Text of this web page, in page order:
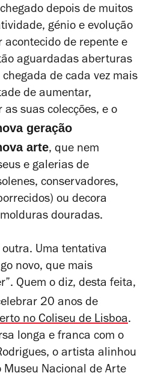
depois de muitos
génio e evolução
acontecido de repente e
aguardadas aberturas
chegada de cada vez mais
de aumentar,
suas colecções, e o
geração
arte, que nem
e galerias de
conservadores,
ou decora
douradas.
Uma tentativa
novo, que mais
Quem o diz, desta feita,
20 anos de
no Coliseu de Lisboa.
longa e franca com o
o artista alinhou
Museu Nacional de Arte